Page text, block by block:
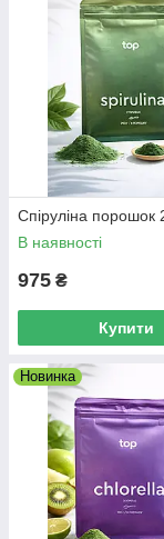
Спіруліна порошок
В наявності
975 ₴
Купити
Новинка